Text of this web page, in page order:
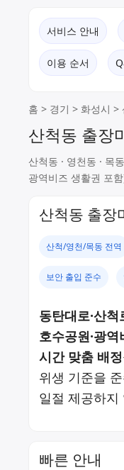
서비스 안내
이용 순서
홈 > 경기 >화성시 >
산척동 출장
산척동 · 영천동 · 목
광역비즈 생활권 포
산척동 출장
산척/영천/목동 전역
보안 출입 준수
동탄대로·산
호수공원·광역
시간 맞춤 배정
위생 기준을
일절 제공하지
빠른 안내